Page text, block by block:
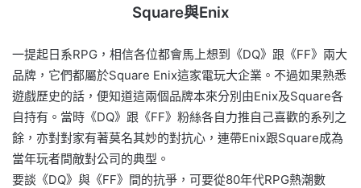
Square與Enix
一提起日系RPG，相信各位都會馬上想到《DQ》跟《FF》兩大
品牌，它們都屬於Square Enix這家電玩大企業。不過如果熟悉
遊戲歷史的話，便知道這兩個品牌本來分別由Enix及Square各
自持有。當時《DQ》跟《FF》粉絲各自力推自己喜歡的系列之
餘，亦對對家有著莫名其妙的對抗心，連帶Enix跟Square成為
當年玩者間敵對公司的典型。
要談《DQ》與《FF》間的抗爭，可要從80年代RPG熱潮數